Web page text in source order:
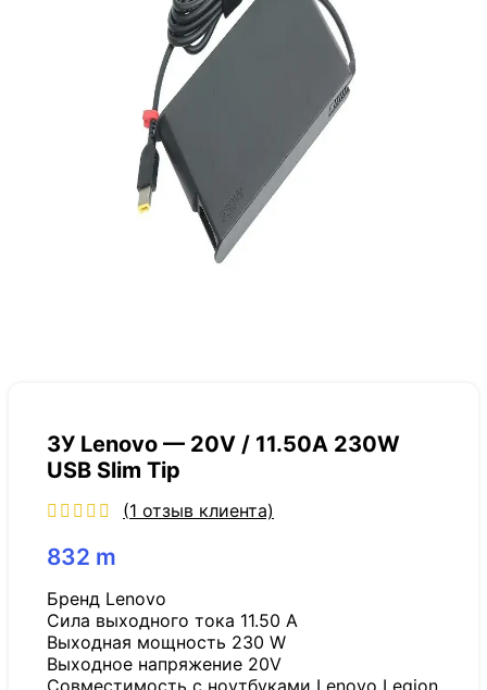
ЗУ Lenovo — 20V / 11.50A 230W
USB Slim Tip
(1 отзыв клиента)
832 m
Бренд Lenovo
Сила выходного тока 11.50 A
Выходная мощность 230 W
Выходное напряжение 20V